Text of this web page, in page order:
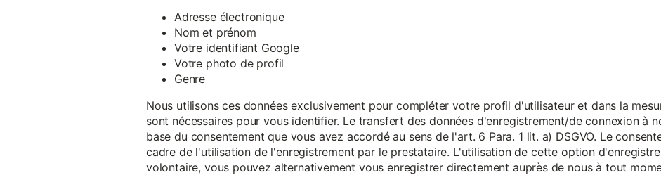
Adresse électronique
Nom et prénom
Votre identifiant Google
Votre photo de profil
Genre
Nous utilisons ces données exclusivement pour compléter votre profil d'utilisateur et dans la
sont nécessaires pour vous identifier. Le transfert des données d'enregistrement/de connexion à
base du consentement que vous avez accordé au sens de l'art. 6 Para. 1 lit. a) DSGVO. Le
cadre de l'utilisation de l'enregistrement par le prestataire. L'utilisation de cette option
volontaire, vous pouvez alternativement vous enregistrer directement auprès de nous à tout